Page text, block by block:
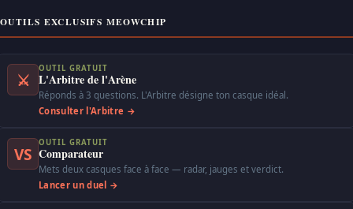
OUTILS EXCLUSIFS MEOWCHIP
⚔
OUTIL GRATUIT
L'Arbitre de l'Arène
Réponds à 3 questions. L'Arbitre désigne ton casque idéal.
Consulter l'Arbitre →
VS
OUTIL GRATUIT
Comparateur
Mets deux casques face à face — radar, jauges et verdict.
Lancer un duel →